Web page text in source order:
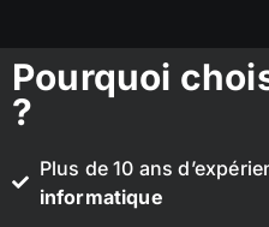
Pourquoi
?
Plus de 10 ans
informatique